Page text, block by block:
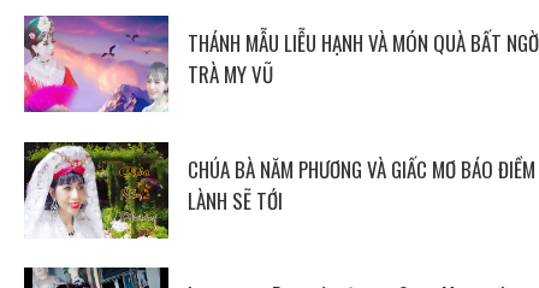
THÁNH MẪU LIỄU HẠNH VÀ MÓN QUÀ BẤT
TRÀ MY VŨ
CHÚA BÀ NĂM PHƯƠNG VÀ GIẤC MƠ BÁO ĐIỀM
LÀNH SẼ TỚI